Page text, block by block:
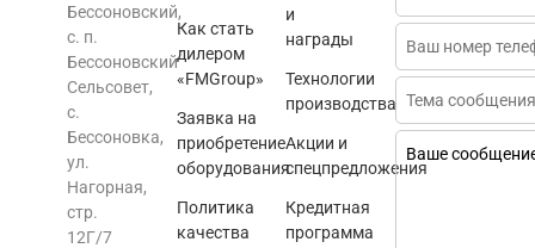
Бессоновский,
с. п.
Бессоновский
Сельсовет,
с.
Бессоновка,
ул.
Нагорная,
стр.
12Г/7
Как стать
дилером
«FMGroup»
Заявка на
приобретение
оборудования
Политика
качества
и
награды
Технологии
производства
Акции и
спецпредложения
Кредитная
программа